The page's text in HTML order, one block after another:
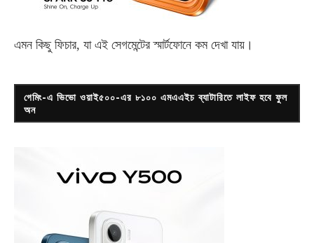
এমন কিছু ফিচার, যা এই সেগমেন্টের স্মার্টফোনে কম দেখা যায়।
গেমিং-এ ভিভো ওয়াই৫০০-এর ৮১০০ এমএএইচ ব্যাটারিতে লাইফ হবে ফুল
অন